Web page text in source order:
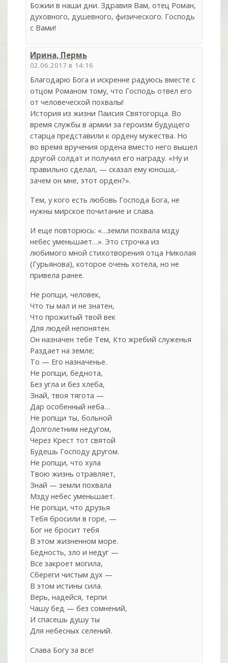
Божии в наши дни. Здравия Вам, отец Роман,
духовного, душевного, физического. Господь
с Вами!
Ирина, Пермь
02.06.2017 в 14:16
Благодарю Бога и искренне радуюсь вместе с
отцом Романом тому, что Господь отвел его
от человеческой похвалы!
История из жизни Паисия Святогорца. Во
время службы в армии за героизм будущего
старца представили к ордену мужества. Но
во время вручения ордена вместо него вышел
другой солдат и получил его награду. «Ну и
правильно сделал, — сказал ему юноша,-
зачем он мне, этот орден?».
Тем, у кого есть любовь Господа Бога, не
нужны мирское почитание и слава.
И еще повторюсь: «…земли похвала мзду
небес уменьшает…». Это строчка из
любимого мной стихотворения отца Николая
(Гурьянова), которое очень хотела, но не
привела ранее.
Не ропщи, человек,
Что ты мал и не знатен,
Что прожитый твой век
Для людей непонятен.
Он назначен тебе Тем, Кто жребий служенья
Раздает на земле;
То — Его назначенье.
Не ропщи, беднота,
Без угла и без хлеба,
Знай, твоя тягота —
Дар особенный неба…
Не ропщи ты, больной
Долголетним недугом,
Через Крест тот святой
Будешь Господу другом.
Не ропщи, что хула
Твою жизнь отравляет,
Знай — земли похвала
Мзду небес уменьшает.
Не ропщи, что друзья
Тебя бросили в горе, —
Бог не бросит тебя
В этом жизненном море.
Бедность, зло и недуг —
Все закроет могила,
Сбереги чистым дух —
В этом истины сила.
Верь, надейся, терпи
Чашу бед — без сомнений,
И спасешь душу ты
Для небесных селений.
Слава Богу за все!